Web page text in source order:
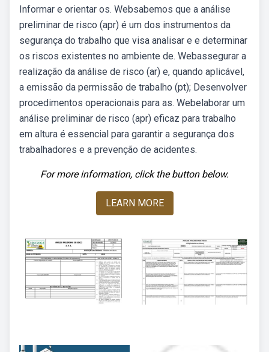
Informar e orientar os. Websabemos que a análise
preliminar de risco (apr) é um dos instrumentos da
segurança do trabalho que visa analisar e e determinar
os riscos existentes no ambiente de. Webassegurar a
realização da análise de risco (ar) e, quando aplicável,
a emissão da permissão de trabalho (pt); Desenvolver
procedimentos operacionais para as. Webelaborar um
análise preliminar de risco (apr) eficaz para trabalho
em altura é essencial para garantir a segurança dos
trabalhadores e a prevenção de acidentes.
For more information, click the button below.
LEARN MORE